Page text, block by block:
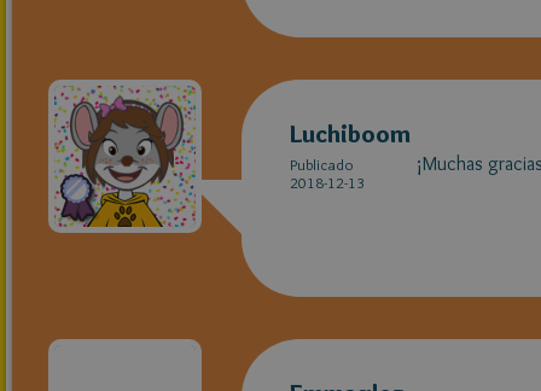
Luchiboom
Publicado
2018-12-13
¡Muchas